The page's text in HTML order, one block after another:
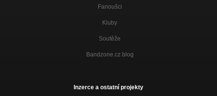
Fanoušci
Kluby
Soutěže
Bandzone.cz blog
Inzerce a ostatní projekty